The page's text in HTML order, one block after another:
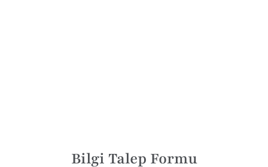
Bilgi Talep Formu